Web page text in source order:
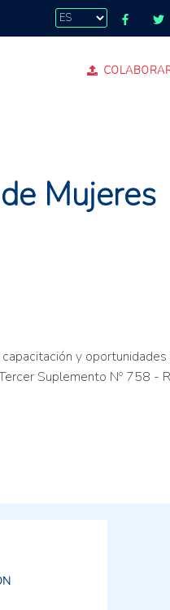
Mujeres
y
Suplemento Nº 758 -